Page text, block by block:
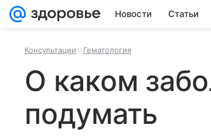
Новости Статьи
Консультации Гематология
О каком
подумать